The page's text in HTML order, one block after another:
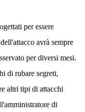
per essere
avrà sempre
per diversi mesi.
di rubare segreti,
altri tipi di attacchi
di